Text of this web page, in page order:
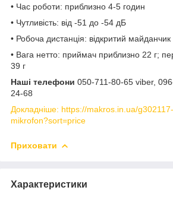
• Час роботи: приблизно 4-5 годин
• Чутливість: від -51 до -54 дБ
• Робоча дистанція: відкритий
• Вага нетто: приймач приблизно 22 г;
39 г
Наші телефони 050-711-80-65 viber,
24-68
Докладніше: https://makros.in.ua/
mikrofon?sort=price
Приховати
Характеристики